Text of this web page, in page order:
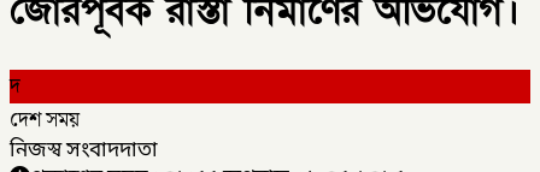
জোরপূর্বক রাস্তা নির্মাণের অভিযোগ।
দ
দেশ সময়
নিজস্ব সংবাদদাতা